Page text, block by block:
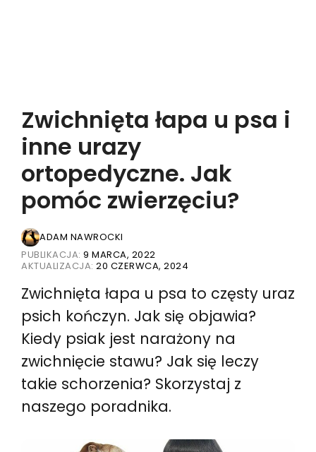
Zwichnięta łapa u psa i
inne urazy
ortopedyczne. Jak
pomóc zwierzęciu?
ADAM NAWROCKI
PUBLIKACJA: 9 MARCA, 2022
AKTUALIZACJA: 20 CZERWCA, 2024
Zwichnięta łapa u psa to częsty uraz
psich kończyn. Jak się objawia?
Kiedy psiak jest narażony na
zwichnięcie stawu? Jak się leczy
takie schorzenia? Skorzystaj z
naszego poradnika.